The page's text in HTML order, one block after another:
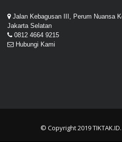
Jalan Kebagusan III, Perum Nuansa
Jakarta Selatan
0812 4664 9215
Hubungi Kami
© Copyright 2019TIKTAK.ID